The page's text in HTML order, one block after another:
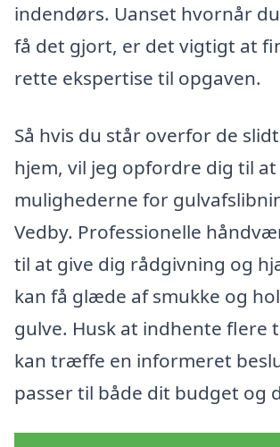
indendørs. Uanset hvornår
få det gjort, er det vigtigt at
rette ekspertise til opgaven.
Så hvis du står overfor de
hjem, vil jeg opfordre dig til
mulighederne for
Vedby. Professionelle
til at give dig rådgivning og
kan få glæde af smukke og
gulve. Husk at indhente flere
kan træffe en informeret
passer til både dit budget og